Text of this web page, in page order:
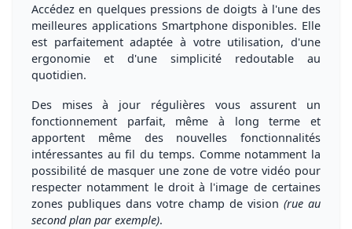
Accédez en quelques pressions de doigts à l'une des
meilleures applications Smartphone disponibles. Elle
est parfaitement adaptée à votre utilisation, d'une
ergonomie et d'une simplicité redoutable au
quotidien.
Des mises à jour régulièresvous assurent un
fonctionnement parfait, même à long terme et
apportent même des nouvelles fonctionnalités
intéressantes au fil du temps. Comme notamment la
possibilité de masquer une zone de votre vidéo pour
respecter notamment le droit à l'image de certaines
zones publiques dans votre champ de vision (rue au
second plan par exemple).